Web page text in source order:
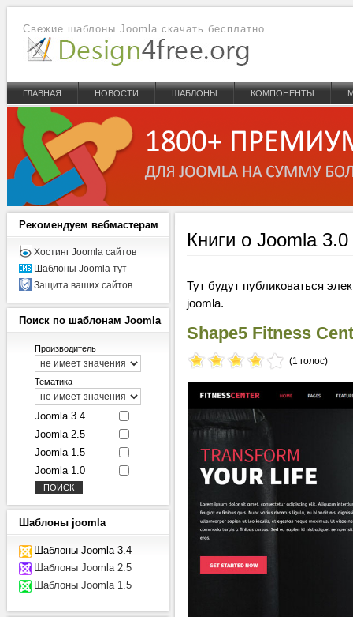
Свежие шаблоны Joomla скачать бесплатно
ГЛАВНАЯ НОВОСТИ ШАБЛОНЫ КОМПОНЕНТЫ
Книги о Joomla
Тут будут публиковаться
joomla.
Shape5 Fitness
(1 голос)
Рекомендуем вебмастерам
Хостинг Joomla сайтов
Шаблоны Joomla тут
Защита ваших сайтов
Поиск по шаблонам Joomla
Производитель
Тематика
Joomla 3.4
Joomla 2.5
Joomla 1.5
Joomla 1.0
Шаблоны joomla
Шаблоны Joomla 3.4
Шаблоны Joomla 2.5
Шаблоны Joomla 1.5